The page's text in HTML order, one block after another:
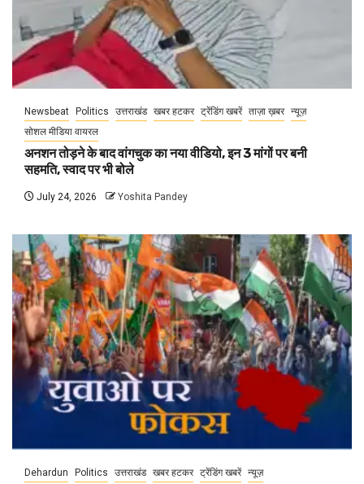
Newsbeat Politics उत्तराखंड खबर हटकर ट्रेंडिंग खबरें ताज़ा ख़बर न्यूज़
सोशल मीडिया वायरल
अनशन तोड़ने के बाद वांगचुक का नया वीडियो, इन 3 मांगों पर बनी
सहमति, स्वाद पर भी बोले
July 24, 2026 Yoshita Pandey
Dehardun Politics उत्तराखंड खबर हटकर ट्रेंडिंग खबरें न्यूज़